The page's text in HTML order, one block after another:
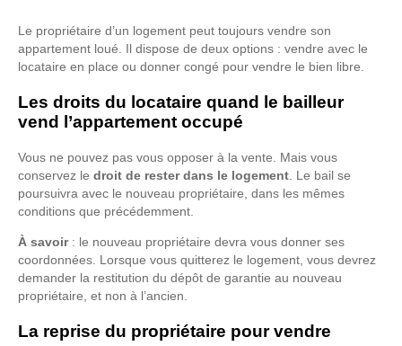
Le propriétaire d’un logement peut toujours vendre son
appartement loué. Il dispose de deux options : vendre avec le
locataire en place ou donner congé pour vendre le bien libre.
Les droits du locataire quand le bailleur
vend l’appartement occupé
Vous ne pouvez pas vous opposer à la vente. Mais vous
conservez le droit de rester dans le logement. Le bail se
poursuivra avec le nouveau propriétaire, dans les mêmes
conditions que précédemment.
À savoir: le nouveau propriétaire devra vous donner ses
coordonnées. Lorsque vous quitterez le logement, vous devrez
demander la restitution du dépôt de garantie au nouveau
propriétaire, et non à l’ancien.
La reprise du propriétaire pour vendre